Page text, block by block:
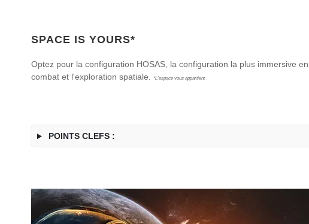
SPACE IS YOURS*
Optez pour la configuration HOSAS, la configuration la plus immersive
combat et l'exploration spatiale. *L'espace vous appartient
POINTS CLEFS :